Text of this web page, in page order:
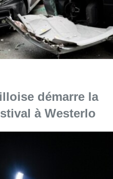
démarre la
à Westerlo